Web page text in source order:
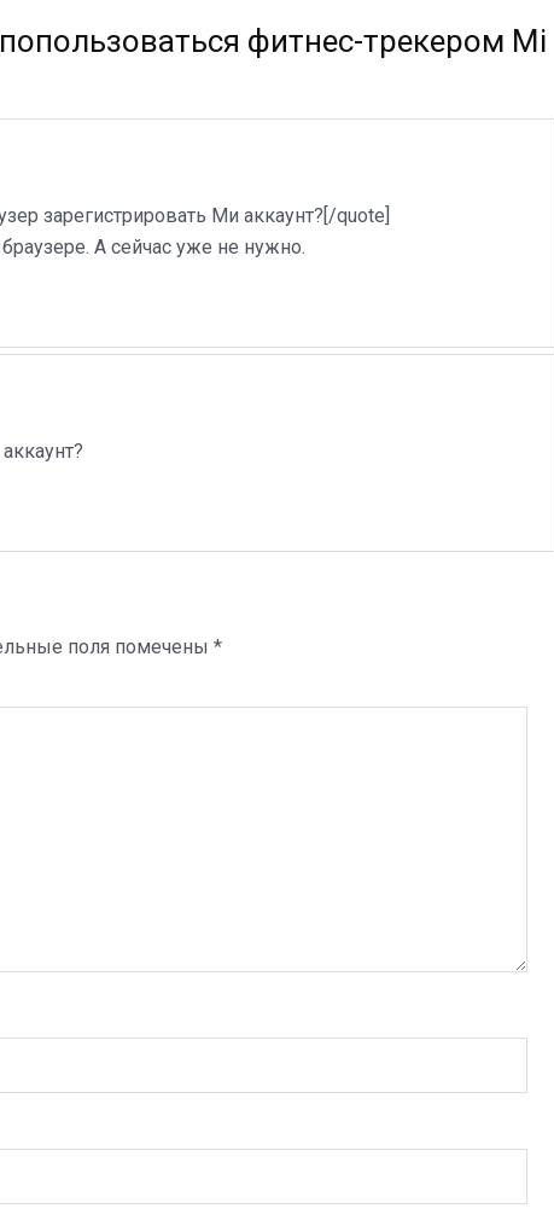
фитнес-трекером Mi
зарегистрировать Ми аккаунт?[/quote]
А сейчас уже не нужно.
поля помечены *